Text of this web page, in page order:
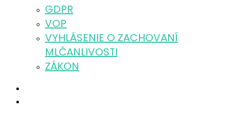
GDPR
VOP
VYHLÁSENIE O ZACHOVANÍ
MLČANLIVOSTI
ZÁKON